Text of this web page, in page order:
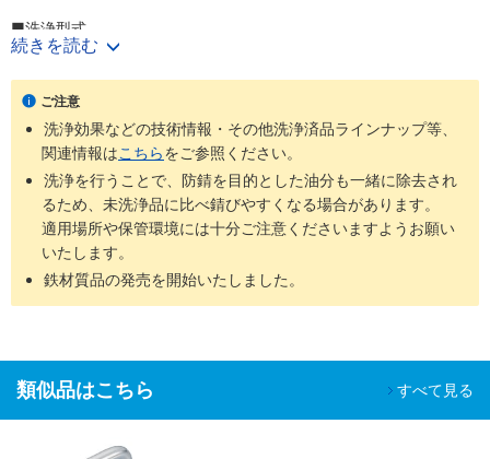
■洗浄型式
・脱脂洗浄（防錆1重梱包）
・精密洗浄（脱気2重梱包）
：型番SH-□□
・電解研磨＋精密洗浄（脱気2重梱包）
商品
型番
洗浄方法
梱包形
態
未洗浄品と
比べた効果
ご利用環境（目
□□
脱脂洗浄
防錆梱
包
油分除去 一般環境
通常組立工
程
バッテリー
□□
重梱包粉塵除去
ラス10～1,000）
立後工程
車載カメラ
続きを読む
ご注意
洗浄効果などの技術情報・その他洗浄済品ラインナップ等、
関連情報はこちらをご参照ください。
洗浄を行うことで、防錆を目的とした油分も一緒に除去され
るため、未洗浄品に比べ錆びやすくなる場合があります。
適用場所や保管環境には十分ご注意くださいますようお願い
いたします。
鉄材質品の発売を開始いたしました。
類似品はこちら すべて見る